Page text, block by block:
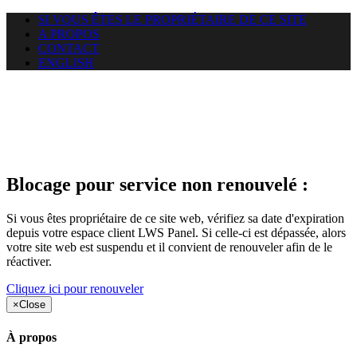
SI VOUS ÊTES LE PROPRIÉTAIRE DE CE SITE
A PROPOS
CONTACT
ENGLISH
Blocage pour service non renouvelé :
Si vous êtes propriétaire de ce site web, vérifiez sa date d'expiration
depuis votre espace client LWS Panel. Si celle-ci est dépassée, alors
votre site web est suspendu et il convient de renouveler afin de le
réactiver.
Cliquez ici pour renouveler
×Close
À propos